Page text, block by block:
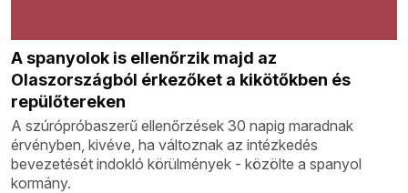
A spanyolok is ellenőrzik majd az
Olaszországból érkezőket a kikötőkben és
repülőtereken
A szúrópróbaszerű ellenőrzések 30 napig maradnak
érvényben, kivéve, ha változnak az intézkedés
bevezetését indokló körülmények - közölte a spanyol
kormány.